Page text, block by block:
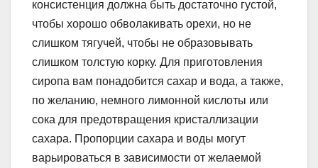
консистенция должна быть достаточно густой,
чтобы хорошо обволакивать орехи, но не
слишком тягучей, чтобы не образовывать
слишком толстую корку. Для приготовления
сиропа вам понадобится сахар и вода, а также,
по желанию, немного лимонной кислоты или
сока для предотвращения кристаллизации
сахара. Пропорции сахара и воды могут
варьироваться в зависимости от желаемой